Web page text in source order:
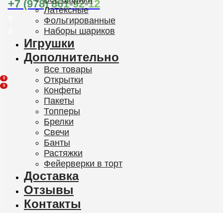
+7 (978) 861-92-12
0
0
Латексные
Фольгированные
Наборы шариков
Игрушки
Дополнительно
Все товары
Открытки
Конфеты
Пакеты
Топперы
Брелки
Свечи
Банты
Растяжки
Фейерверки в торт
Доставка
Отзывы
Контакты